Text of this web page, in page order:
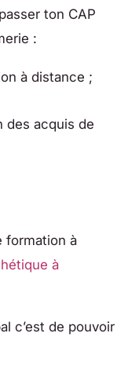
ton CAP
:
à distance ;
des acquis de
formation à
à
c’est de pouvoir